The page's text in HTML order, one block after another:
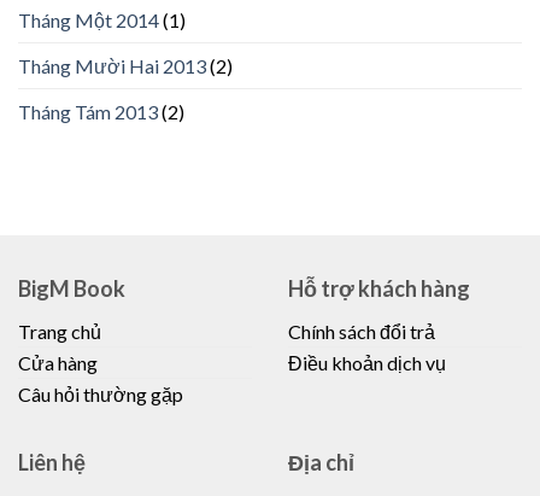
Tháng Một 2014(1)
Tháng Mười Hai 2013(2)
Tháng Tám 2013(2)
BigM Book
Trang chủ
Cửa hàng
Câu hỏi thường gặp
Hỗ trợ khách hàng
Chính sách đổi trả
Điều khoản dịch vụ
Liên hệ Địa chỉ